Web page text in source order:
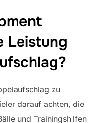
Leistung
zu
darauf achten, die
und Trainingshilfen